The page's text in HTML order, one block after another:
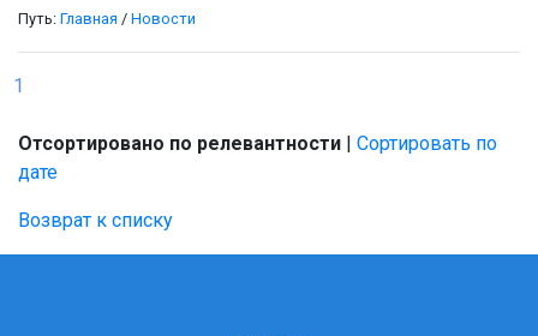
Путь: Главная / Новости
1
Отсортировано по релевантности | Сортировать по
дате
Возврат к списку